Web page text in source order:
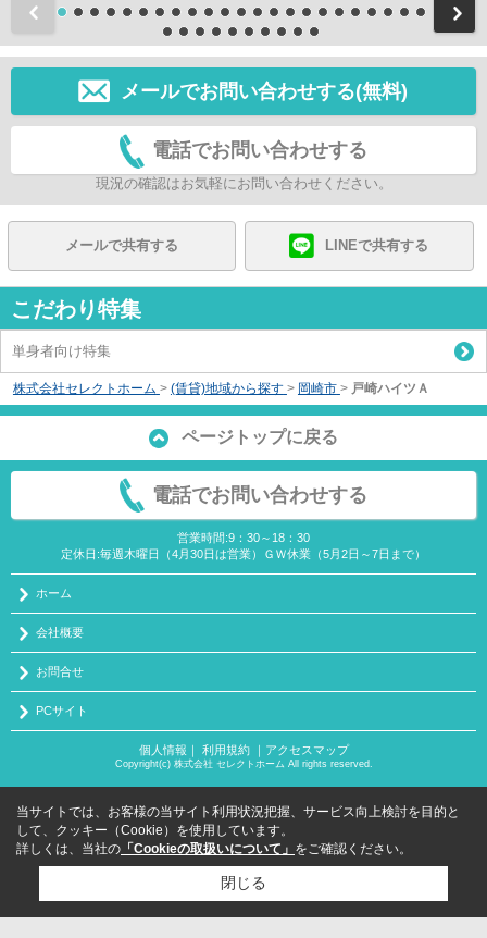
前
メールでお問い合わせする(無料)
電話でお問い合わせする
現況の確認はお気軽にお問い合わせください。
メールで共有する LINEで共有する
こだわり特集
単身者向け特集
株式会社セレクトホーム > (賃貸)地域から探す > 岡崎市 > 戸崎ハイツＡ
ページトップに戻る
電話でお問い合わせする
営業時間:9：30～18：30
定休日:毎週木曜日（4月30日は営業）ＧＷ休業（5月2日～7日まで）
ホーム
会社概要
お問合せ
PCサイト
個人情報 利用規約｜ アクセスマップ
Copyright(c) 株式会社 セレクトホーム All rights reserved.
当サイトでは、お客様の当サイト利用状況把握、サービス向上検討を目的と
して、クッキー（Cookie）を使用しています。
詳しくは、当社の 「Cookieの取扱いについて」 をご確認ください。
閉じる